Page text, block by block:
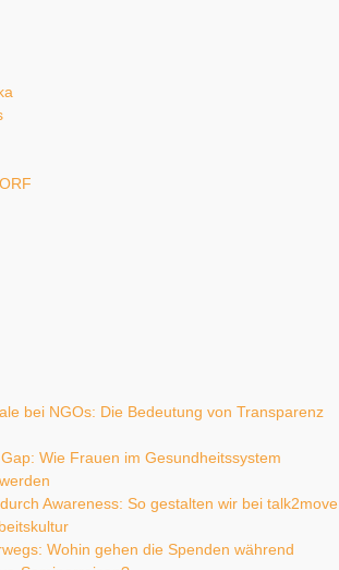
bei NGOs: Die Bedeutung von Transparenz
Wie Frauen im Gesundheitssystem
Awareness: So gestalten wir bei talk2move
Wohin gehen die Spenden während